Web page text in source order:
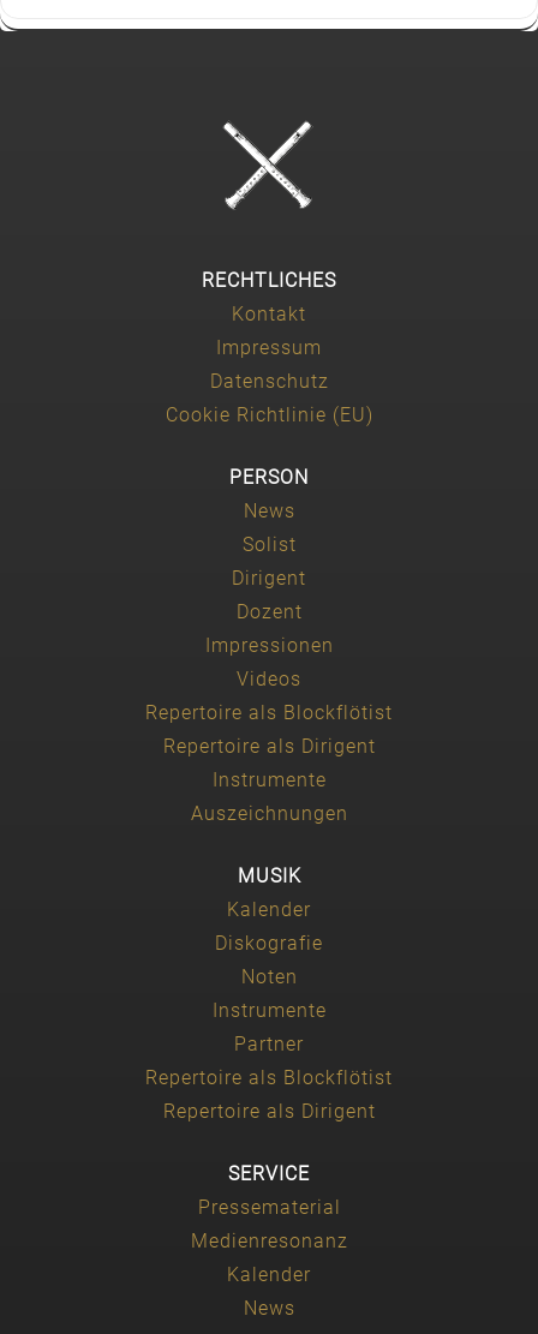
RECHTLICHES
Kontakt
Impressum
Datenschutz
Cookie Richtlinie (EU)
PERSON
News
Solist
Dirigent
Dozent
Impressionen
Videos
Repertoire als Blockflötist
Repertoire als Dirigent
Instrumente
Auszeichnungen
MUSIK
Kalender
Diskografie
Noten
Instrumente
Partner
Repertoire als Blockflötist
Repertoire als Dirigent
SERVICE
Pressematerial
Medienresonanz
Kalender
News